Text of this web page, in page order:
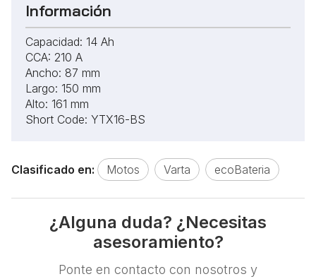
Información
Capacidad: 14 Ah
CCA: 210 A
Ancho: 87 mm
Largo: 150 mm
Alto: 161 mm
Short Code: YTX16-BS
Clasificado en: Motos Varta ecoBateria
¿Alguna duda? ¿Necesitas
asesoramiento?
Ponte en contacto con nosotros y